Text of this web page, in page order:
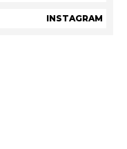
INSTAGRAM